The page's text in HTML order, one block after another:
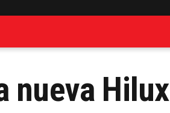
nueva Hilux